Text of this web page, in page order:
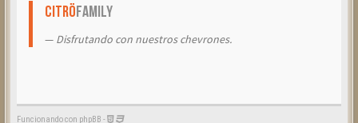
CitröFamily
Disfrutando con nuestros chevrones.
Funcionando con phpBB -